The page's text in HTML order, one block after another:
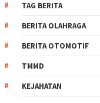
TAG BERITA
BERITA OLAHRAGA
BERITA OTOMOTIF
TMMD
KEJAHATAN